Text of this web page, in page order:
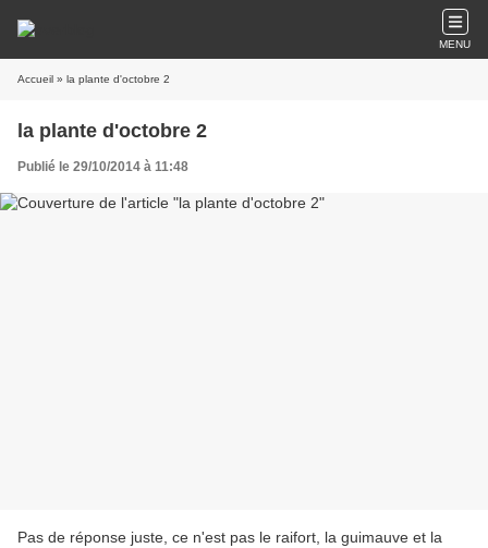
MENU
Accueil » la plante d'octobre 2
la plante d'octobre 2
Publié le 29/10/2014 à 11:48
Pas de réponse juste, ce n'est pas le raifort, la guimauve et la